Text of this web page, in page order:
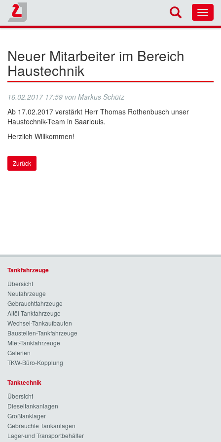
Neuer Mitarbeiter im Bereich
Haustechnik
16.02.2017 17:59 von Markus Schütz
Ab 17.02.2017 verstärkt Herr Thomas Rothenbusch unser
Haustechnik-Team in Saarlouis.
Herzlich Willkommen!
Zurück
Tankfahrzeuge
Übersicht
Neufahrzeuge
Gebrauchtfahrzeuge
Altöl-Tankfahrzeuge
Wechsel-Tankaufbauten
Baustellen-Tankfahrzeuge
Miet-Tankfahrzeuge
Galerien
TKW-Büro-Kopplung
Tanktechnik
Übersicht
Dieseltankanlagen
Großtanklager
Gebrauchte Tankanlagen
Lager-und Transportbehälter